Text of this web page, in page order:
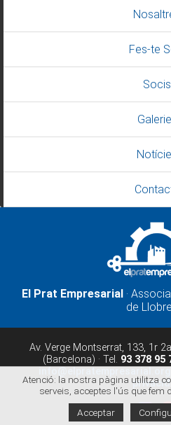
Fes-te
Socis
El Prat Empresarial·
de
Av. Verge Montserrat, 133, 1r
(Barcelona) · Tel. 93 378 95
Atenció: la nostra pàgina utilitza
serveis, acceptes l'ús que fem
Acceptar